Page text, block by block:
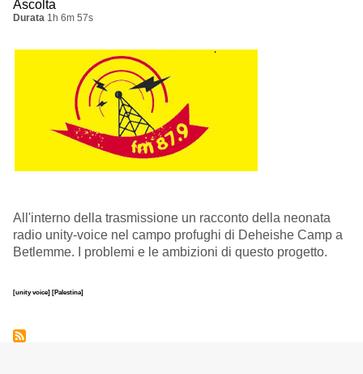
Ascolta
Durata 1h 6m 57s
All'interno della trasmissione un racconto della neonata
radio unity-voice nel campo profughi di Deheishe Camp a
Betlemme. I problemi e le ambizioni di questo progetto.
[unity voice] [Palestina]